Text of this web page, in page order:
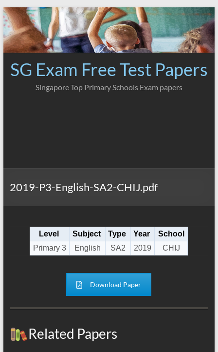
Skip
to
content
SG Exam Free Test Papers
Singapore Top Primary Schools Exam papers
2019-P3-English-SA2-CHIJ.pdf
Level Subject Type Year
School
Primary 3
English SA2 2019 CHIJ
Download Paper
Related Papers